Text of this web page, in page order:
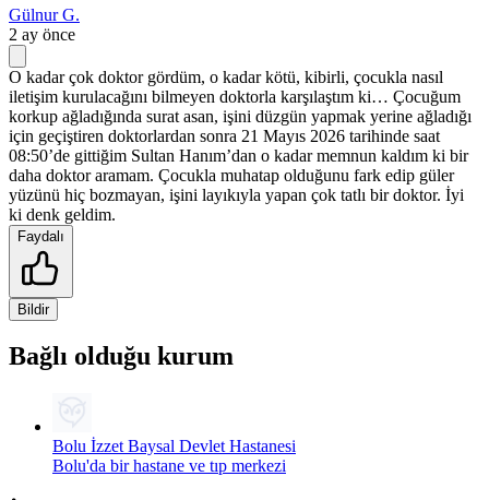
Gülnur G.
2 ay önce
O kadar çok doktor gördüm, o kadar kötü, kibirli, çocukla nasıl
iletişim kurulacağını bilmeyen doktorla karşılaştım ki… Çocuğum
korkup ağladığında surat asan, işini düzgün yapmak yerine ağladığı
için geçiştiren doktorlardan sonra 21 Mayıs 2026 tarihinde saat
08:50’de gittiğim Sultan Hanım’dan o kadar memnun kaldım ki bir
daha doktor aramam. Çocukla muhatap olduğunu fark edip güler
yüzünü hiç bozmayan, işini layıkıyla yapan çok tatlı bir doktor. İyi
ki denk geldim.
Faydalı
Bildir
Bağlı olduğu kurum
Bolu İzzet Baysal Devlet Hastanesi
Bolu'da bir hastane ve tıp merkezi